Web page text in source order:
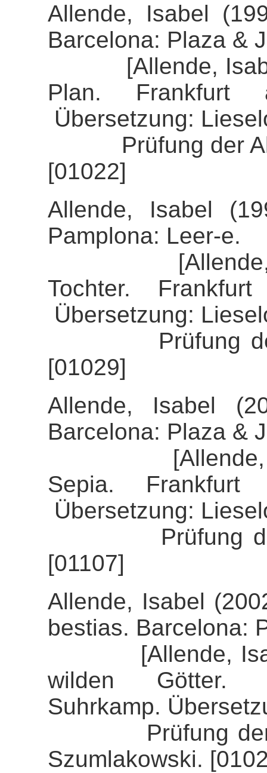
Allende, Isabel
Barcelona: Plaza &
[Allende, Isabel
Plan. Frankfurt
Übersetzung:
Prüfung der
[01022]
Allende, Isabel
Pamplona: Leer-e.
[Allende,
Tochter.
Übersetzung:
Prüfung der
[01029]
Allende, Isabel
Barcelona: Plaza &
[Allende,
Sepia.
Übersetzung:
Prüfung der
[01107]
Allende, Isabel
bestias. Barcelona:
[Allende,
wilden Götter.
Suhrkamp.
Prüfung der
Szumlakowski.